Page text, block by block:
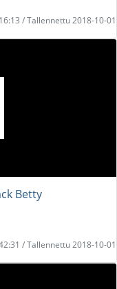
/ Tallennettu 2018-10-01
Betty
/ Tallennettu 2018-10-01